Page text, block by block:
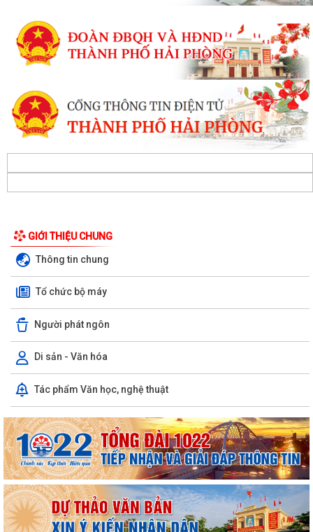
GIỚI THIỆU CHUNG
Thông tin chung
Tổ chức bộ máy
Người phát ngôn
Di sản - Văn hóa
Tác phẩm Văn học, nghệ thuật
XÂY DỰNG QUỐC GIA SỐ
NGHỊ ĐỊNH SỐ 309/2026/NĐ-CP, ngày 05/8/2026 sửa đổi, bổ sung
một số điều của Nghị định số...
QUYẾT ĐỊNH SỐ 2917/QĐ-UBND, ngày 25/7/2026 của UBND thành
phố Ban hành Bộ tiêu chí thực hiện Đề án...
Chung kết Hội thi lực lượng tham gia bảo vệ an ninh, trật tự ở cơ sở giỏi
toàn quốc (lần thứ 1) năm...